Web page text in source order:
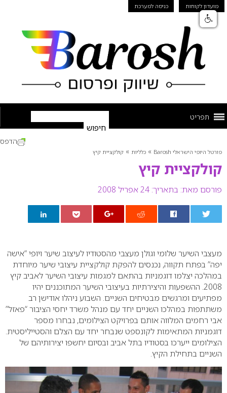
מועדון לקוחות כניסה למערכת
תפריט
פורטל היופי הישראלי Barosh » כלליות » קולקציית קיץ
קולקציית קיץ
פורסם מאת: בתאריך: 24 אפריל 2008
הדפס
מעצבי השיער שלומי וגולן מעצבי מהסטודיו לעיצוב שיער ויופי “אישה
יפה” בפתח תקווה, נכנסים להפקת קולקציית עיצובי שיער מיוחדת
במהלכה יצלמו דוגמניות בהתאם למגמות עיצובי השיער לאביב קיץ
2008. ההשפעות והיצירתיות בעיצובי השיער המתוכננים יהיו
מפתיעים ומרגשים מבטיחים השניים. השבוע ניהלו אודישן רב
משתתפות במהלכו השניים יחד עם מנהל משרד יחסי הציבור “פאזל”
אבי רחמים המלווה אותם בפרויקט הצילומים, נבחרו מספר
דוגמניות המתאימות לקונספט שנבחר יחד עם הצלם והסטייליסטית.
הצילומים ייערכו בסטודיו בתל אביב ובסיום יחשפו יצירותיהם של
השניים בתחילת הקיץ.